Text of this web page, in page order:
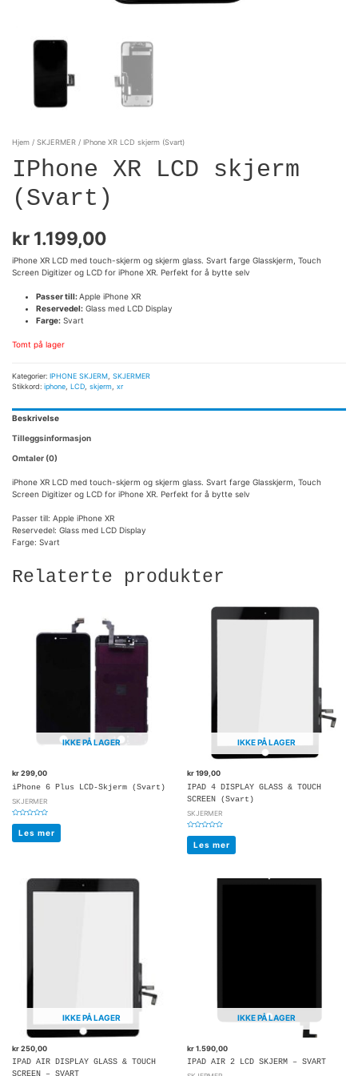
Hjem /SKJERMER / IPhone XR LCD skjerm (Svart)
IPhone XR LCD skjerm
(Svart)
kr 1.199,00
iPhone XR LCD med touch-skjerm og skjerm glass. Svart farge Glasskjerm, Touch
Screen Digitizer og LCD for iPhone XR. Perfekt for å bytte selv
Passer till:Apple iPhone XR
Reservedel: Glass med LCD Display
Farge: Svart
Tomt på lager
Kategorier:IPHONE SKJERM ,SKJERMER
Stikkord:iphone ,LCD ,skjerm ,xr
Beskrivelse
Tilleggsinformasjon
Omtaler (0)
iPhone XR LCD med touch-skjerm og skjerm glass. Svart farge Glasskjerm, Touch
Screen Digitizer og LCD for iPhone XR. Perfekt for å bytte selv
Passer till: Apple iPhone XR
Reservedel: Glass med LCD Display
Farge: Svart
Relaterte produkter
IKKE PÅ LAGER
kr299,00
iPhone 6 Plus LCD-Skjerm (Svart)
SKJERMER
Vurdert
av
5
Les mer
IKKE PÅ LAGER
kr199,00
IPAD 4 DISPLAY GLASS & TOUCH
SCREEN (Svart)
SKJERMER
Vurdert
av
5
Les mer
IKKE PÅ LAGER
kr250,00
IPAD AIR DISPLAY GLASS & TOUCH
SCREEN – SVART
IKKE PÅ LAGER
kr1.590,00
IPAD AIR 2 LCD SKJERM – SVART